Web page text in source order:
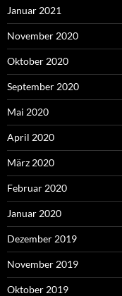
Januar 2021
November 2020
Oktober 2020
September 2020
Mai 2020
April 2020
März 2020
Februar 2020
Januar 2020
Dezember 2019
November 2019
Oktober 2019